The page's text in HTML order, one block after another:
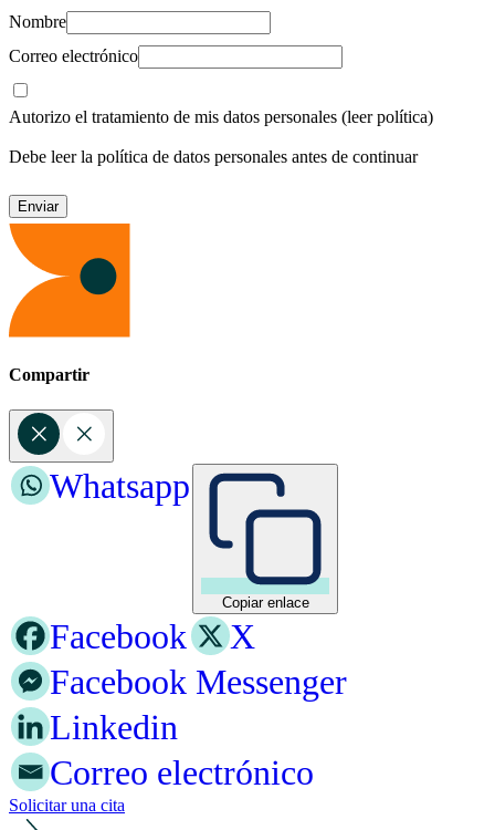
Nombre
Correo electrónico
Autorizo el tratamiento de mis datos personales (leer política)
Debe leer la política de datos personales antes de continuar
Compartir
Copiar enlace
Whatsapp
Facebook
X
Facebook Messenger
Linkedin
Correo electrónico
Solicitar una cita